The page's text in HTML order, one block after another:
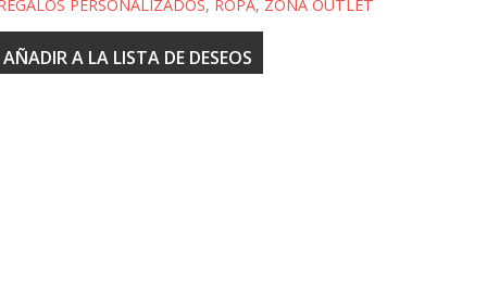
REGALOS PERSONALIZADOS, ROPA, ZONA OUTLET
AÑADIR A LA LISTA DE DESEOS